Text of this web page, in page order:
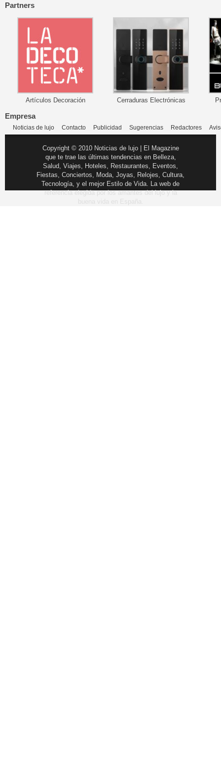
Partners
Artículos Decoración Cerraduras Electrónicas
Empresa
Noticias de lujo Contacto Publicidad Sugerencias Redactores
Copyright © 2010 Noticias de lujo | El Magazine
que te trae las últimas tendencias en Belleza,
Salud, Viajes, Hoteles, Restaurantes, Eventos,
Fiestas, Conciertos, Moda, Joyas, Relojes, Cultura,
Tecnología, y el mejor Estilo de Vida. La web de
referencia elegida por los amantes del lujo y la